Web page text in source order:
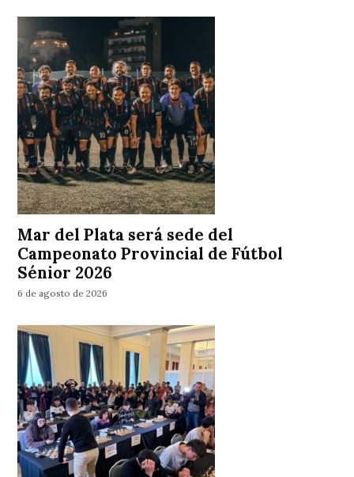
Mar del Plata será sede del
Campeonato Provincial de Fútbol
Sénior 2026
6 de agosto de 2026